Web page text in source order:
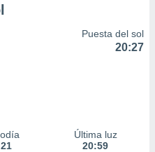
Puesta del sol
20:27
Última luz
20:59